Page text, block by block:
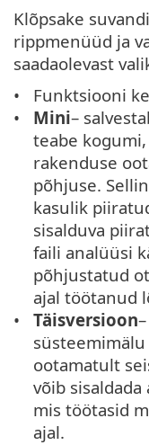
Klõpsake suvandi
rippmenüüd ja
saadaolevast
Funktsiooni
Mini–
teabe
rakenduse
põhjuse.
kasulik
sisalduva
faili analüüsi
põhjustatud
ajal töötanud
Täisversioon
ootamatult
võib
mis töötasid
ajal.